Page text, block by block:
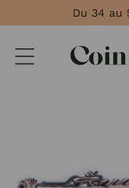
Du 34 au
Panneau de gestion